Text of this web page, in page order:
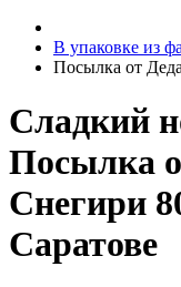
В упаковке из
Посылка от
Сладкий
Посылка
Снегири
Саратове